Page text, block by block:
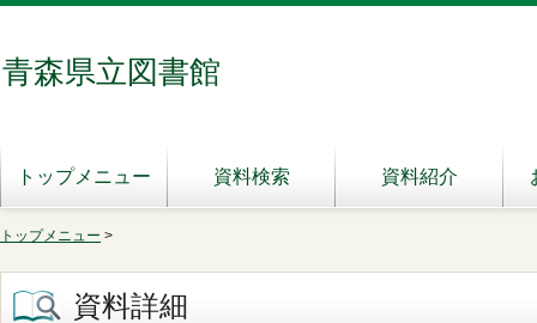
青森県立図書館
トップメニュー 資料検索 資料紹介
トップメニュー >
資料詳細